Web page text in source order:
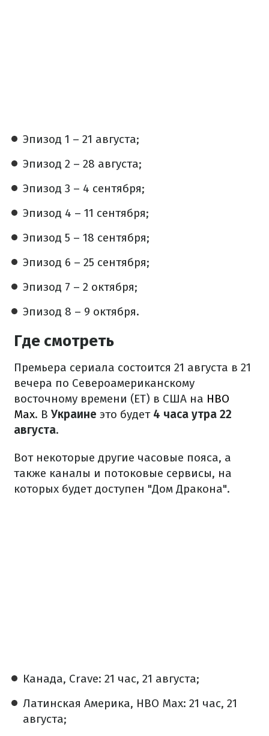
Эпизод 1 – 21 августа;
Эпизод 2 – 28 августа;
Эпизод 3 – 4 сентября;
Эпизод 4 – 11 сентября;
Эпизод 5 – 18 сентября;
Эпизод 6 – 25 сентября;
Эпизод 7 – 2 октября;
Эпизод 8 – 9 октября.
Где смотреть
Премьера сериала состоится 21 августа в 21
вечера по Североамериканскому
восточному времени (ET) в США на HBO
Max. В Украине это будет 4 часа утра 22
августа.
Вот некоторые другие часовые пояса, а
также каналы и потоковые сервисы, на
которых будет доступен "Дом Дракона".
Канада, Crave: 21 час, 21 августа;
Латинская Америка, HBO Max: 21 час, 21
августа;